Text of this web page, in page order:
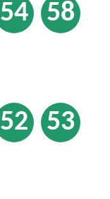
54 58
52 53